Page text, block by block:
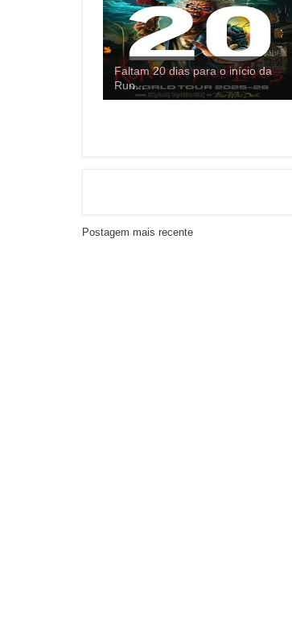
Faltam 20 dias para o início da
Run...
Postagem mais recente